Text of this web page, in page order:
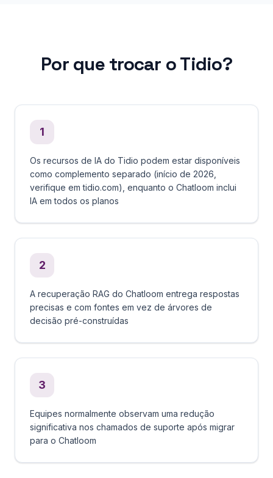
Por que trocar o Tidio?
1
Os recursos de IA do Tidio podem estar disponíveis
como complemento separado (início de 2026,
verifique em tidio.com), enquanto o Chatloom inclui
IA em todos os planos
2
A recuperação RAG do Chatloom entrega respostas
precisas e com fontes em vez de árvores de
decisão pré-construídas
3
Equipes normalmente observam uma redução
significativa nos chamados de suporte após migrar
para o Chatloom